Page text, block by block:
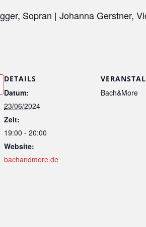
Sopran | Johanna Gerstner,
DETAILS
Datum:
23/06/2024
Zeit:
19:00 - 20:00
Website:
bachandmore.de
Bach&More